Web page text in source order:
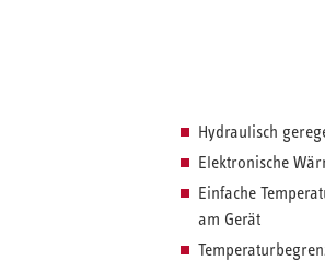
Hydraulisch
Elektronische
Einfache
am Gerät